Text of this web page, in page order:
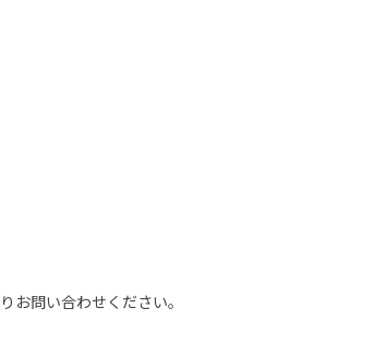
問い合わせください。